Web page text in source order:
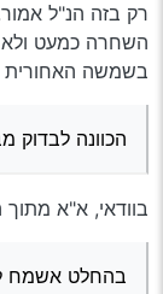
יישכ"ג!רק בזה הנ"ל
השחרה כמעט ולא
בשמשה האחורית
הכוונה לבדוק
בוודאי, א"א מתוך
בהחלט אשמח